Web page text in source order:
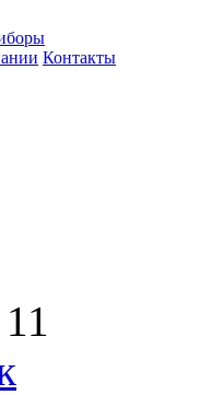
Контакты